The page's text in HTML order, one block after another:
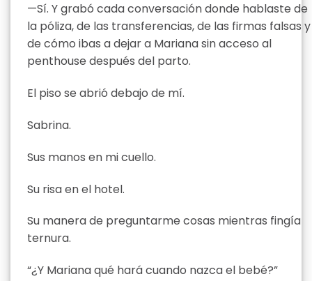
—Sí. Y grabó cada conversación donde hablaste de
la póliza, de las transferencias, de las firmas falsas y
de cómo ibas a dejar a Mariana sin acceso al
penthouse después del parto.
El piso se abrió debajo de mí.
Sabrina.
Sus manos en mi cuello.
Su risa en el hotel.
Su manera de preguntarme cosas mientras fingía
ternura.
“¿Y Mariana qué hará cuando nazca el bebé?”